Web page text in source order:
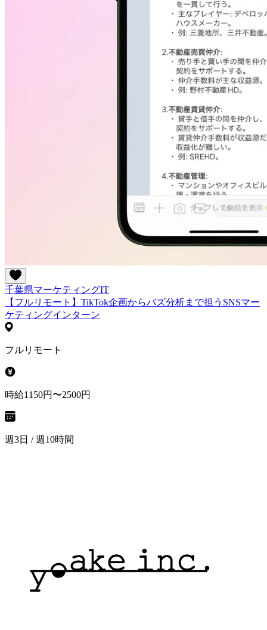
千葉県マーケティングIT
【フルリモート】TikTok企画からバズ分析まで担うSNSマー
ケティングインターン
フルリモート
時給1150円〜2500円
週3日 / 週10時間